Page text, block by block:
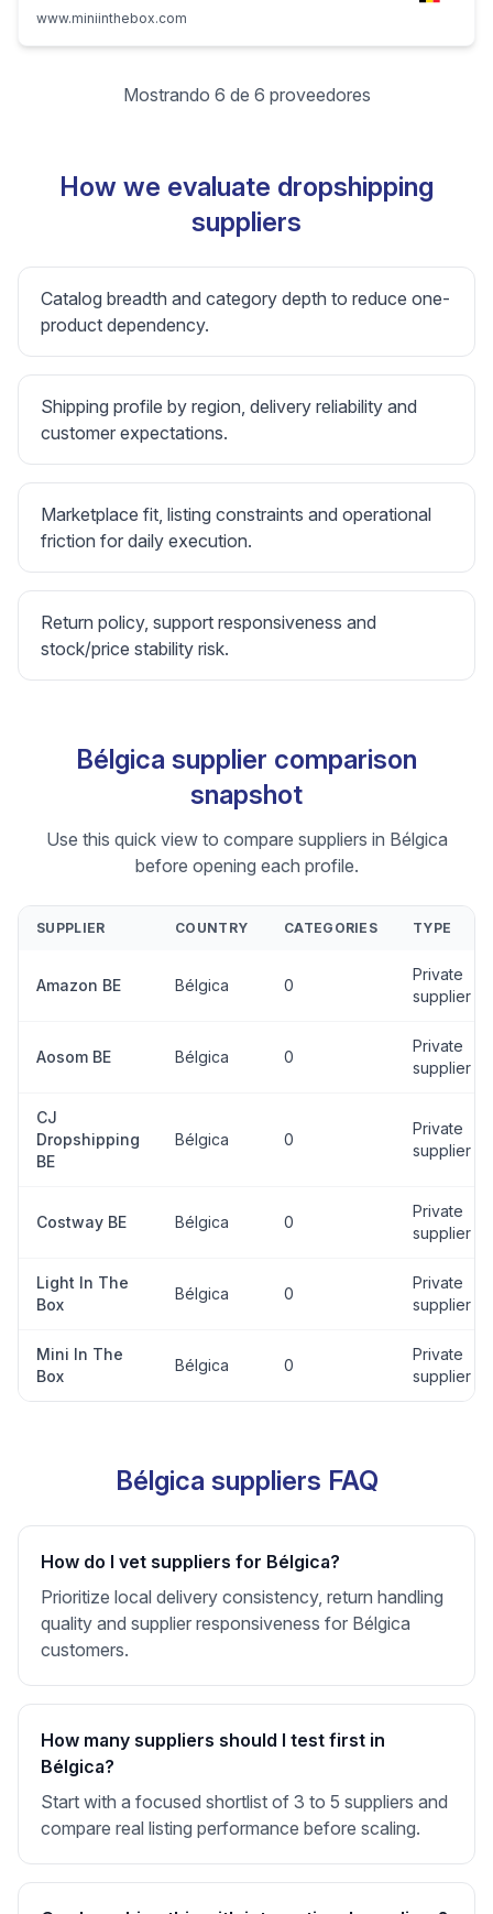
www.miniinthebox.com
Mostrando 6 de 6 proveedores
How we evaluate dropshipping
suppliers
Catalog breadth and category depth to reduce one-
product dependency.
Shipping profile by region, delivery reliability and
customer expectations.
Marketplace fit, listing constraints and operational
friction for daily execution.
Return policy, support responsiveness and
stock/price stability risk.
Bélgica supplier comparison
snapshot
Use this quick view to compare suppliers in Bélgica
before opening each profile.
SUPPLIER COUNTRY CATEGORIES TYPE
Amazon BE Bélgica 0
Private
supplier
Aosom BE Bélgica 0
Private
supplier
CJ
Dropshipping
BE
Bélgica 0
Private
supplier
Costway BE Bélgica 0
Private
supplier
Light In The
Box
Bélgica 0
Private
supplier
Mini In The
Box
Bélgica 0
Private
supplier
Bélgica suppliers FAQ
How do I vet suppliers for Bélgica?
Prioritize local delivery consistency, return handling
quality and supplier responsiveness for Bélgica
customers.
How many suppliers should I test first in
Bélgica?
Start with a focused shortlist of 3 to 5 suppliers and
compare real listing performance before scaling.